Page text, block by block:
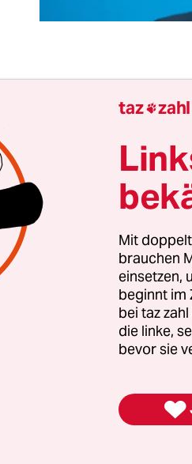
enn der Chef mittags Hü
am
fordert, so gibt solch
und solider
nur ein Problem des
und
ist es, wenn das
sondern eine
Landesregierung gerade
Ausmaßen zu
taz 
Mit
brauchen
einsetzen,
beginnt im
bei taz
die linke,
bevor sie
